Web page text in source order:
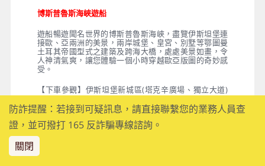
水配水中心，現在則是重要的交通樞紐。廣場中央聳立
著獨立紀念碑，是為了紀念國父凱莫爾當年向希臘宣戰
英勇事蹟而立，而現在此廣場已經成為民眾日常約會、
集合甚至集會遊行的地方。1.4公里長的獨立大道號稱是
伊斯坦堡的香榭大道，兩旁建築多新古典主義、新藝
術、裝飾藝術風格。現在獨立大道是伊斯坦堡最時髦、
流行商品集中的人行徒步區，百貨公司、國際連鎖精品
店、電影院、書店、手工藝紀念品、唱片店…從流行衣飾
二手書店、古董傢俱、土式茶館、個性 咖啡館等，又是
另一番值得尋寶的玩家風景。
博斯普魯斯海峽遊船
防詐提醒：若接到可疑訊息，請直接聯繫您的業務人員查
證，並可撥打 165 反詐騙專線諮詢。
關閉